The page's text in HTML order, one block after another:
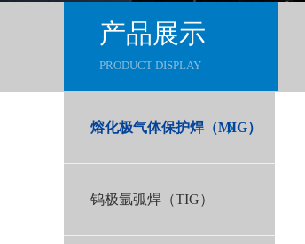
产品展示
PRODUCT DISPLAY
熔化极气体保护焊（MIG）
钨极氩弧焊（TIG）